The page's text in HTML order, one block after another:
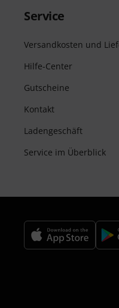
Service
Versandkosten und
Hilfe-Center
Gutscheine
Kontakt
Ladengeschäft
Service im Überblick